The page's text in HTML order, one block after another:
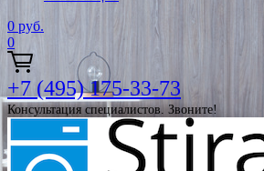
0 руб.
0
+7 (495) 175-33-73
Консультация специалистов. Звоните!